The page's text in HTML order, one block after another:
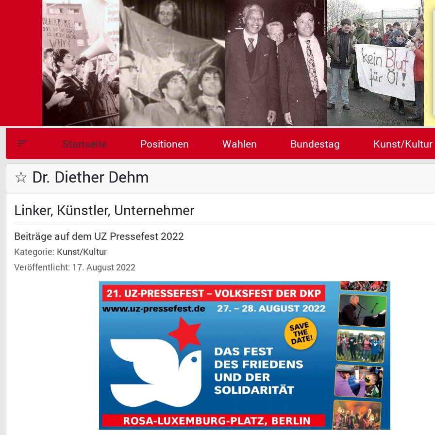
Startseite Positionen Wahlen Bundestag Kunst/Kultur
☆ Dr. Diether Dehm
Linker, Künstler, Unternehmer
Beiträge auf dem UZ Pressefest 2022
Kategorie: Kunst/Kultur
Veröffentlicht: 17. August 2022